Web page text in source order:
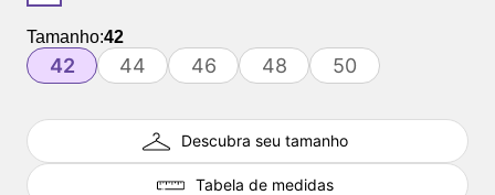
Tamanho:42
42 44 46 48 50
Descubra seu tamanho
Tabela de medidas